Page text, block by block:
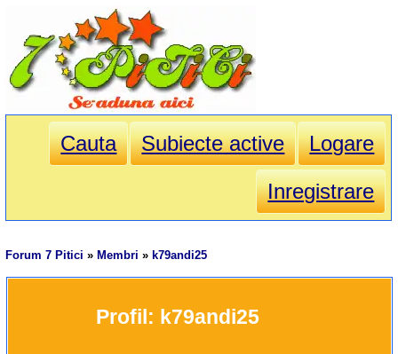
Cauta Subiecte active
Logare
Inregistrare
Forum 7 Pitici » Membri » k79andi25
		Profil:
k79andi25